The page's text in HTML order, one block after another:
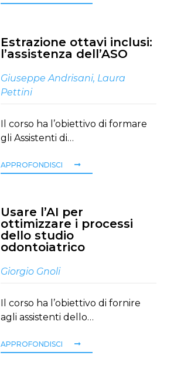
Estrazione ottavi inclusi:
l’assistenza dell’ASO
Giuseppe Andrisani, Laura
Pettini
Il corso ha l’obiettivo di formare
gli Assistenti di…
APPROFONDISCI
Usare l’AI per
ottimizzare i processi
dello studio
odontoiatrico
Giorgio Gnoli
Il corso ha l’obiettivo di fornire
agli assistenti dello…
APPROFONDISCI